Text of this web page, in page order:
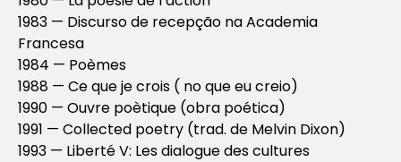
1983 — Discurso de recepção na Academia
Francesa
1984 — Poèmes
1988 — Ce que je crois ( no que eu creio)
1990 — Ouvre poètique (obra poética)
1991 — Collected poetry (trad. de Melvin Dixon)
1993 — Liberté V: Les dialogue des cultures